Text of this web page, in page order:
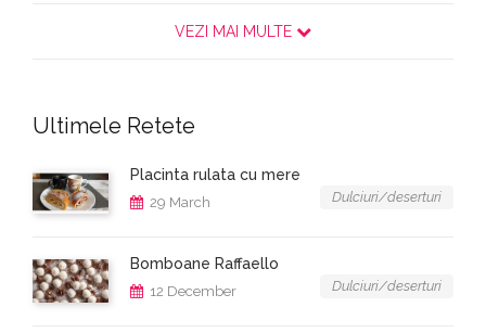
VEZI MAI MULTE
Ultimele Retete
Placinta rulata cu mere
29 March Dulciuri/deserturi
Bomboane Raffaello
12 December Dulciuri/deserturi